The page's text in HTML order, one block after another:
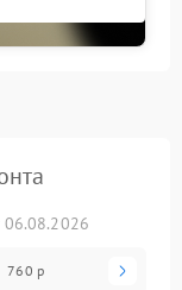
06.08.2026
760 р